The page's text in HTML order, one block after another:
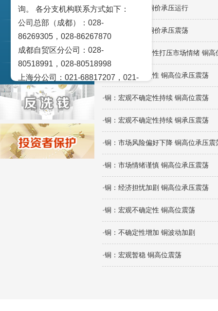
交易策论
产业研究
实盘点睛
宏观金融数据图解
·铜：宏观压制 铜价承压运行
·铜：宏观压制 铜价承压震荡
·铜：宏观不确定性打压市场情绪 铜高
·铜：宏观不确定性 铜高位承压震荡
·铜：宏观不确定性持续 铜高位震荡
·铜：宏观不确定性持续 铜承压震荡
·铜：市场风险偏好下降 铜高位承压震
·铜：市场情绪谨慎 铜高位承压震荡
·铜：经济担忧加剧 铜高位承压震荡
·铜：宏观不确定性 铜高位震荡
·铜：不确定性增加 铜波动加剧
·铜：宏观暂稳 铜高位震荡
询。 各分支机构联系方式如下：
公司总部（成都）：028-
86269305，028-86267870
成都自贸区分公司：028-
80518991，028-80518998
上海分公司：021-68817207，021-
68817209
北京营业部：010-65005128
广州营业部：020-28129909，020-
28129902
青岛营业部：0532-83101951、
0532-83101962
绵阳营业部：0816-2238660，0816-
济南分公司：0531-86123236，
重庆营业部：023-63799091，023-